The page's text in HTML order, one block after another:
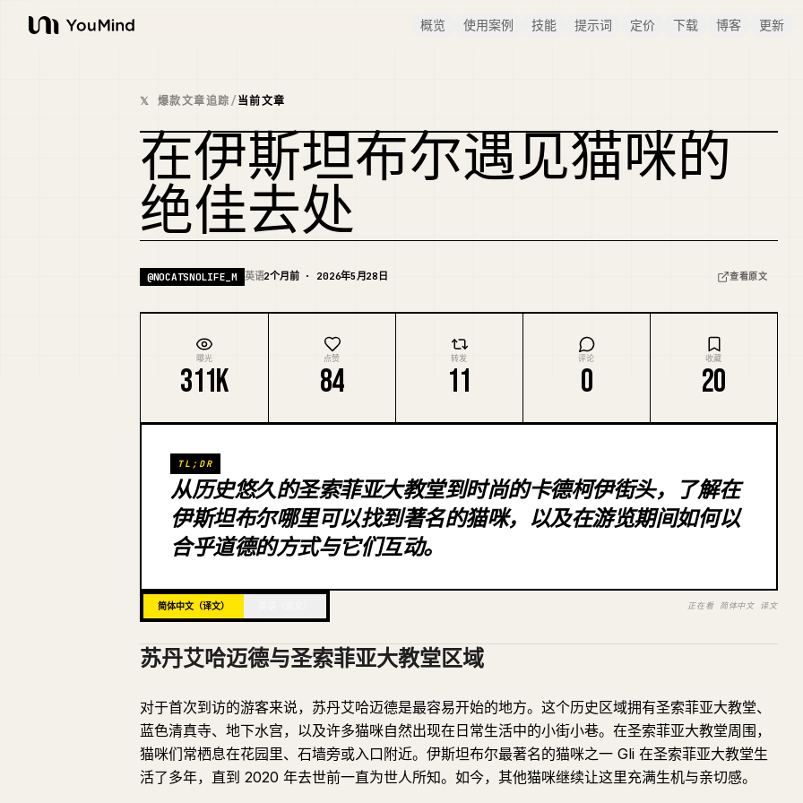
YouMind
概览 使用案例 技能 提示词 定价 下载 博客 更新
𝕏 爆款文章追踪/当前文章
在伊斯坦布尔遇见猫咪的
绝佳去处
@NOCATSNOLIFE_M 英语2个月前 · 2026年5月28日 查看原文
曝光
311K
点赞
84
转发
11
评论
0
收藏
20
TL;DR
从历史悠久的圣索菲亚大教堂到时尚的卡德柯伊街头，了解在
伊斯坦布尔哪里可以找到著名的猫咪，以及在游览期间如何以
合乎道德的方式与它们互动。
简体中文（译文） 正在看 简体中文 译文
苏丹艾哈迈德与圣索菲亚大教堂区域
对于首次到访的游客来说，苏丹艾哈迈德是最容易开始的地方。这个历史区域拥有圣索菲亚大教堂、
蓝色清真寺、地下水宫，以及许多猫咪自然出现在日常生活中的小街小巷。在圣索菲亚大教堂周围，
猫咪们常栖息在花园里、石墙旁或入口附近。伊斯坦布尔最著名的猫咪之一 Gli 在圣索菲亚大教堂生
活了多年，直到 2020 年去世前一直为世人所知。如今，其他猫咪继续让这里充满生机与亲切感。